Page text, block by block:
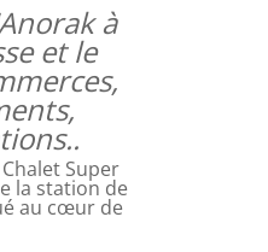
à
et le
Super
la station de
au cœur de